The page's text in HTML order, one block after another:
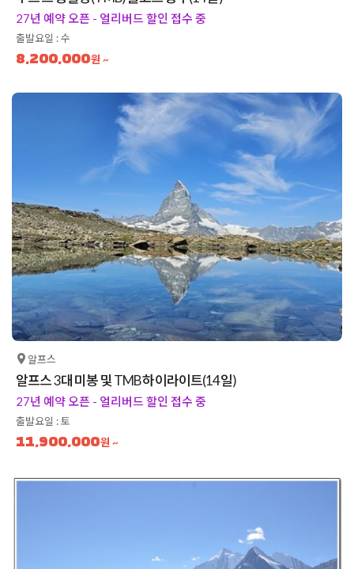
27년 예약 오픈 - 얼리버드 할인 접수 중
출발요일 : 수
8,200,000원 ~
알프스
알프스 3대 미봉 및 TMB 하이라이트(14일)
27년 예약 오픈 - 얼리버드 할인 접수 중
출발요일 : 토
11,900,000원 ~